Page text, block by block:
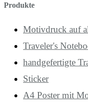
Produkte
Motivdruck auf
Traveler's
handgefertigte
Sticker
A4 Poster mit